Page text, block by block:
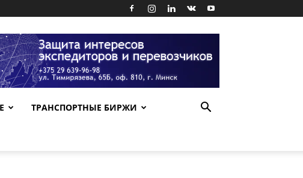
ТРАНСПОРТНЫЕ БИРЖИ